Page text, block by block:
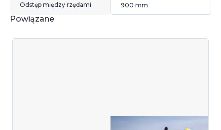
Odstęp między rzędami 900 mm
Powiązane